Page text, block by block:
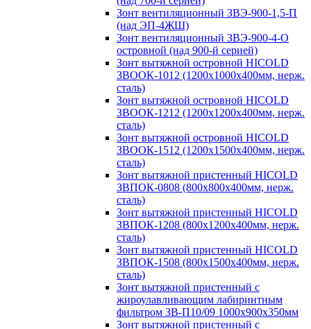
Зонт вентиляционный ЗВЭ-900-1,5-П
(над ЭП-4ЖШ)
Зонт вентиляционный ЗВЭ-900-4-О
островной (над 900-й серией)
Зонт вытяжной островной HICOLD
ЗВООК-1012 (1200х1000х400мм, нерж.
сталь)
Зонт вытяжной островной HICOLD
ЗВООК-1212 (1200x1200x400мм, нерж.
сталь)
Зонт вытяжной островной HICOLD
ЗВООК-1512 (1200х1500х400мм, нерж.
сталь)
Зонт вытяжной пристенный HICOLD
ЗВПОК-0808 (800х800х400мм, нерж.
сталь)
Зонт вытяжной пристенный HICOLD
ЗВПОК-1208 (800х1200х400мм, нерж.
сталь)
Зонт вытяжной пристенный HICOLD
ЗВПОК-1508 (800х1500х400мм, нерж.
сталь)
Зонт вытяжной пристенный с
жироулавливающим лабиринтным
фильтром ЗВ-П10/09 1000х900х350мм
Зонт вытяжной пристенный с